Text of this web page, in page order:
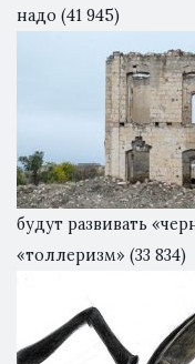
надо (41 945)
будут развивать
«толлеризм» (33 834)